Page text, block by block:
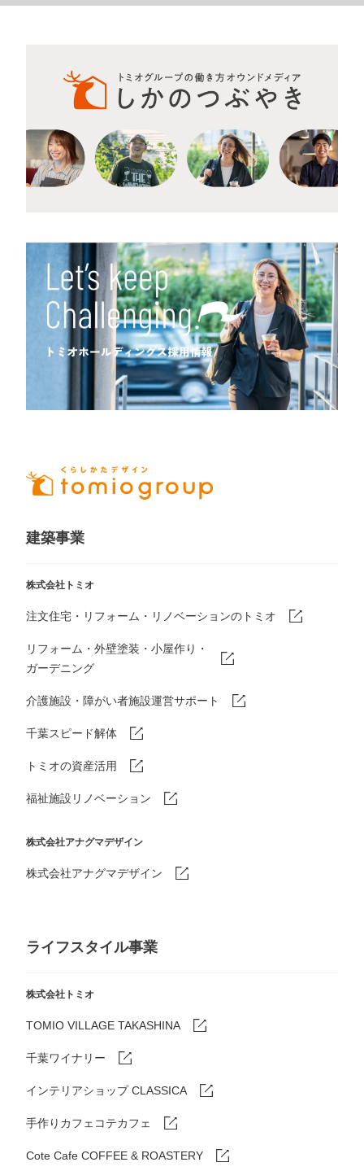
建築事業
株式会社トミオ
注文住宅・リフォーム・リノベーションのトミオ
リフォーム・外壁塗装・小屋作り・
ガーデニング
介護施設・障がい者施設運営サポート
千葉スピード解体
トミオの資産活用
福祉施設リノベーション
株式会社アナグマデザイン
株式会社アナグマデザイン
ライフスタイル事業
株式会社トミオ
TOMIO VILLAGE TAKASHINA
千葉ワイナリー
インテリアショップ CLASSICA
手作りカフェコテカフェ
Cote Cafe COFFEE & ROASTERY